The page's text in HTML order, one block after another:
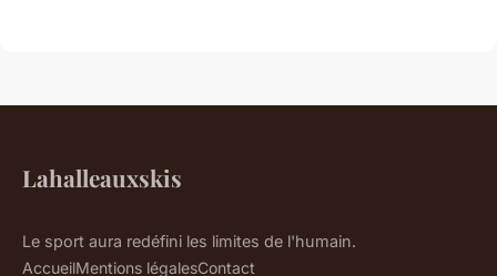
Lahalleauxskis
Le sport aura redéfini les limites de l'humain.
AccueilMentions légalesContact